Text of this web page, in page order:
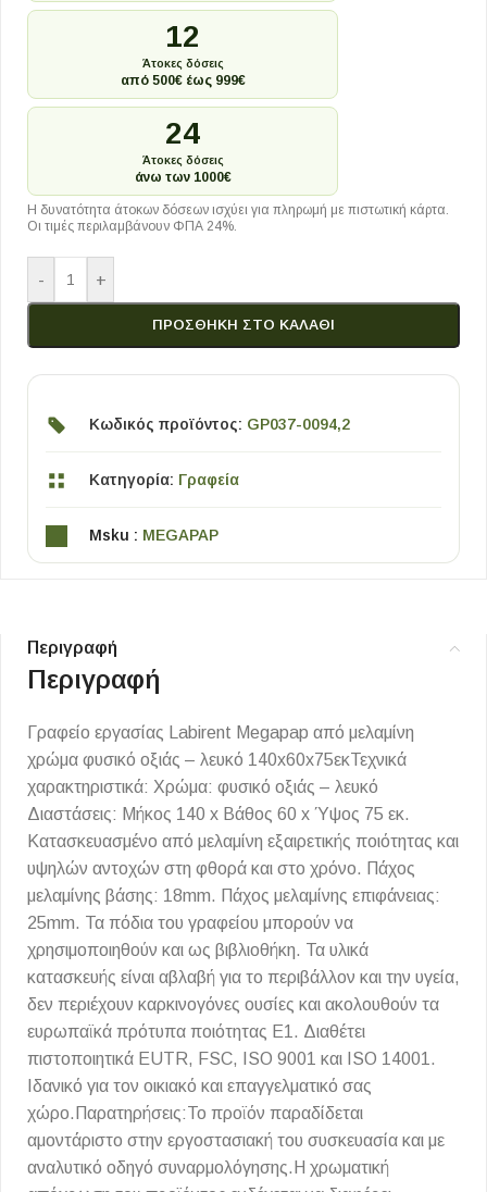
12
Άτοκες δόσεις
από 500€ έως 999€
24
Άτοκες δόσεις
άνω των 1000€
Η δυνατότητα άτοκων δόσεων ισχύει για πληρωμή με πιστωτική κάρτα.
Οι τιμές περιλαμβάνουν ΦΠΑ 24%.
- +
ΠΡΟΣΘΉΚΗ ΣΤΟ ΚΑΛΆΘΙ
Κωδικός προϊόντος: GP037-0094,2
Κατηγορία: Γραφεία
Msku : MEGAPAP
Περιγραφή
Περιγραφή
Γραφείο εργασίας Labirent Megapap από μελαμίνη
χρώμα φυσικό οξιάς – λευκό 140x60x75εκΤεχνικά
χαρακτηριστικά: Χρώμα: φυσικό οξιάς – λευκό
Διαστάσεις: Μήκος 140 x Βάθος 60 x Ύψος 75 εκ.
Κατασκευασμένο από μελαμίνη εξαιρετικής ποιότητας και
υψηλών αντοχών στη φθορά και στο χρόνο. Πάχος
μελαμίνης βάσης: 18mm. Πάχος μελαμίνης επιφάνειας:
25mm. Τα πόδια του γραφείου μπορούν να
χρησιμοποιηθούν και ως βιβλιοθήκη. Τα υλικά
κατασκευής είναι αβλαβή για το περιβάλλον και την υγεία,
δεν περιέχουν καρκινογόνες ουσίες και ακολουθούν τα
ευρωπαϊκά πρότυπα ποιότητας Ε1. Διαθέτει
πιστοποιητικά EUTR, FSC, ISO 9001 και ISO 14001.
Ιδανικό για τον οικιακό και επαγγελματικό σας
χώρο.Παρατηρήσεις:Το προϊόν παραδίδεται
αμοντάριστο στην εργοστασιακή του συσκευασία και με
αναλυτικό οδηγό συναρμολόγησης.Η χρωματική